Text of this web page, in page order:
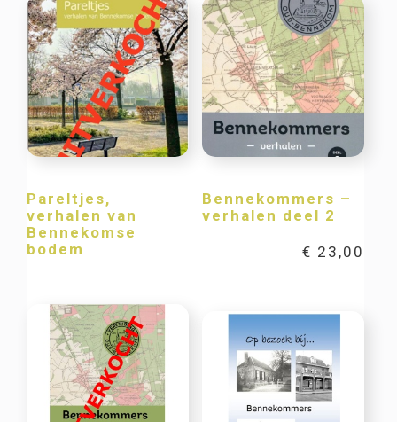
Pareltjes,
verhalen van
Bennekomse
bodem
Bennekommers –
verhalen deel 2
€ 23,00